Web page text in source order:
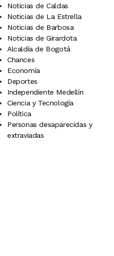
Noticias de Caldas
Noticias de La Estrella
Noticias de Barbosa
Noticias de Girardota
Alcaldía de Bogotá
Chances
Economía
Deportes
Independiente Medellín
Ciencia y Tecnología
Política
Personas desaparecidas y
extraviadas